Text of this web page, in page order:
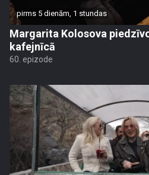
pirms 5 dienām, 1 stundas
Margarita Kolosova
kafejnīcā
60. epizode